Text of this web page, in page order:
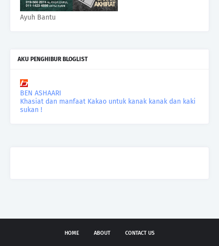
Ayuh Bantu
AKU PENGHIBUR BLOGLIST
BEN ASHAARI
Khasiat dan manfaat Kakao untuk kanak kanak dan kaki
sukan !
HOME ABOUT CONTACT US